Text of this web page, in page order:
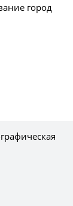
город